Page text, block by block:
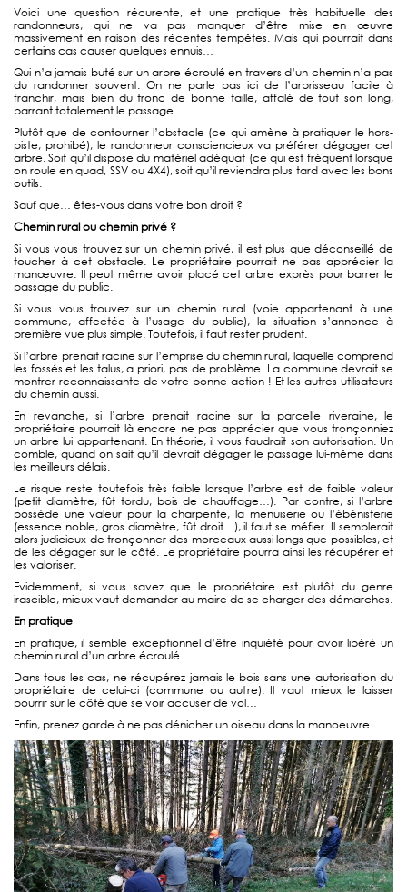
Voici une question récurente, et une pratique très habituelle des
randonneurs, qui ne va pas manquer d’être mise en œuvre
massivement en raison des récentes tempêtes. Mais qui pourrait dans
certains cas causer quelques ennuis…
Qui n’a jamais buté sur un arbre écroulé en travers d’un chemin n’a pas
du randonner souvent. On ne parle pas ici de l’arbrisseau facile à
franchir, mais bien du tronc de bonne taille, affalé de tout son long,
barrant totalement le passage.
Plutôt que de contourner l’obstacle (ce qui amène à pratiquer le hors-
piste, prohibé), le randonneur consciencieux va préférer dégager cet
arbre. Soit qu’il dispose du matériel adéquat (ce qui est fréquent lorsque
on roule en quad, SSV ou 4X4), soit qu’il reviendra plus tard avec les bons
outils.
Sauf que… êtes-vous dans votre bon droit ?
Chemin rural ou chemin privé ?
Si vous vous trouvez sur un chemin privé, il est plus que déconseillé de
toucher à cet obstacle. Le propriétaire pourrait ne pas apprécier la
manœuvre. Il peut même avoir placé cet arbre exprès pour barrer le
passage du public.
Si vous vous trouvez sur un chemin rural (voie appartenant à une
commune, affectée à l’usage du public), la situation s’annonce à
première vue plus simple. Toutefois, il faut rester prudent.
Si l’arbre prenait racine sur l’emprise du chemin rural, laquelle comprend
les fossés et les talus, a priori, pas de problème. La commune devrait se
montrer reconnaissante de votre bonne action ! Et les autres utilisateurs
du chemin aussi.
En revanche, si l’arbre prenait racine sur la parcelle riveraine, le
propriétaire pourrait là encore ne pas apprécier que vous tronçonniez
un arbre lui appartenant. En théorie, il vous faudrait son autorisation. Un
comble, quand on sait qu’il devrait dégager le passage lui-même dans
les meilleurs délais.
Le risque reste toutefois très faible lorsque l’arbre est de faible valeur
(petit diamètre, fût tordu, bois de chauffage…). Par contre, si l’arbre
possède une valeur pour la charpente, la menuiserie ou l’ébénisterie
(essence noble, gros diamètre, fût droit…), il faut se méfier. Il semblerait
alors judicieux de tronçonner des morceaux aussi longs que possibles, et
de les dégager sur le côté. Le propriétaire pourra ainsi les récupérer et
les valoriser.
Evidemment, si vous savez que le propriétaire est plutôt du genre
irascible, mieux vaut demander au maire de se charger des démarches.
En pratique
En pratique, il semble exceptionnel d’être inquiété pour avoir libéré un
chemin rural d’un arbre écroulé.
Dans tous les cas, ne récupérez jamais le bois sans une autorisation du
propriétaire de celui-ci (commune ou autre). Il vaut mieux le laisser
pourrir sur le côté que se voir accuser de vol…
Enfin, prenez garde à ne pas dénicher un oiseau dans la manoeuvre.